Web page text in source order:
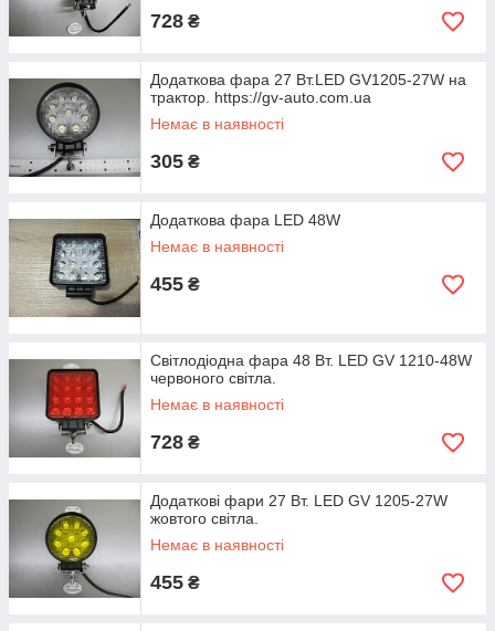
728 ₴
Додаткова фара 27 Вт.LED GV1205-27W на
трактор. https://gv-auto.com.ua
Немає в наявності
305 ₴
Додаткова фара LED 48W
Немає в наявності
455 ₴
Світлодіодна фара 48 Вт. LED GV 1210-48W
червоного світла.
Немає в наявності
728 ₴
Додаткові фари 27 Вт. LED GV 1205-27W
жовтого світла.
Немає в наявності
455 ₴